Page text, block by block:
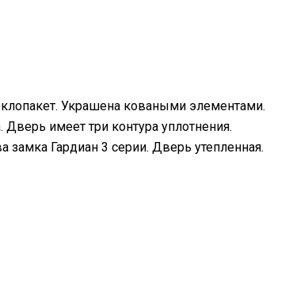
Украшена коваными элементами.
имеет три контура уплотнения.
замка Гардиан 3 серии. Дверь утепленная.